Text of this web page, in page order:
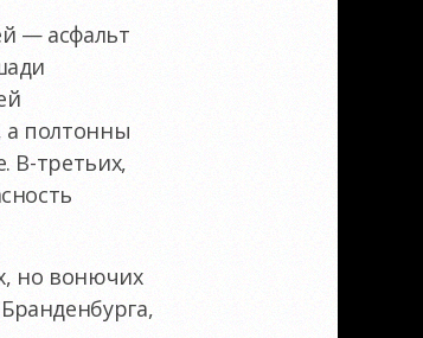
— асфальт
а полтонны
В-третьих,
но вонючих